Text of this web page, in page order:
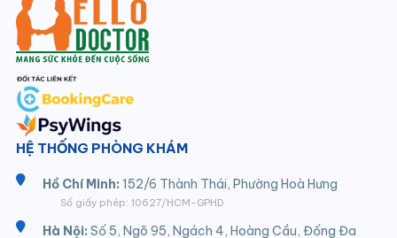
HỆ THỐNG PHÒNG KHÁM
Hồ Chí Minh: 152/6 Thành Thái, Phường Hoà Hưng
Số giấy phép: 10627/HCM-GPHD
Hà Nội: Số 5, Ngõ 95, Ngách 4, Hoàng Cầu, Đống Đa